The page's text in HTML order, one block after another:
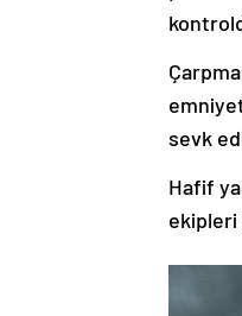
sevk
Hafif
ekipleri